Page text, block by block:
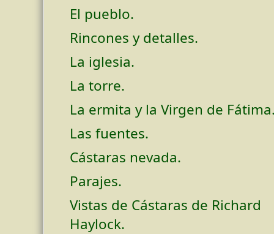
El pueblo.
Rincones y detalles.
La iglesia.
La torre.
La ermita y la Virgen de
Las fuentes.
Cástaras nevada.
Parajes.
Vistas de Cástaras de Richard
Haylock.